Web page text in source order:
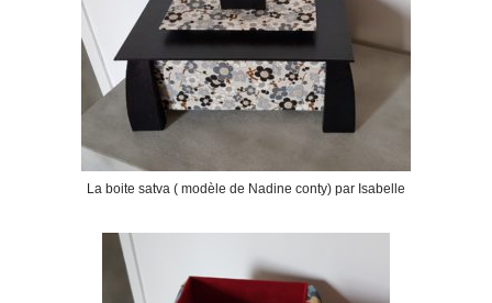
La boite satva ( modèle de Nadine conty) par Isabelle